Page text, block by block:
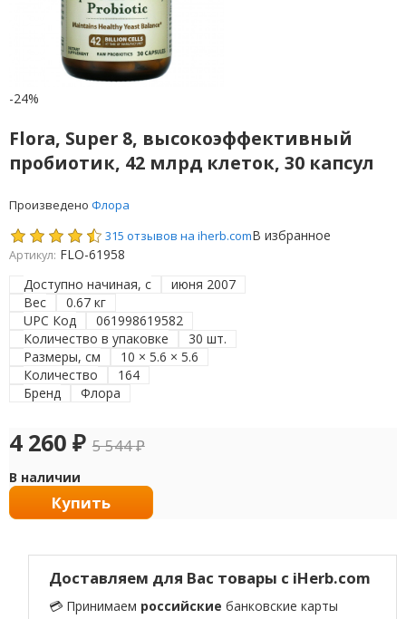
-24%
Flora, Super 8, высокоэффективный
пробиотик, 42 млрд клеток, 30 капсул
Произведено Флора
315 отзывов на iherb.comВ избранное
Артикул: FLO-61958
Доступно начиная, с
июня 2007
Вес
0.67 кг
UPC Код
061998619582
Количество в упаковке
30 шт.
Размеры, см
10 × 5.6 × 5.6
Количество
164
Бренд
Флора
4 260 ₽ 5 544₽
В наличии
Купить
Доставляем для Вас товары с iHerb.com
💳 Принимаем российские банковские карты